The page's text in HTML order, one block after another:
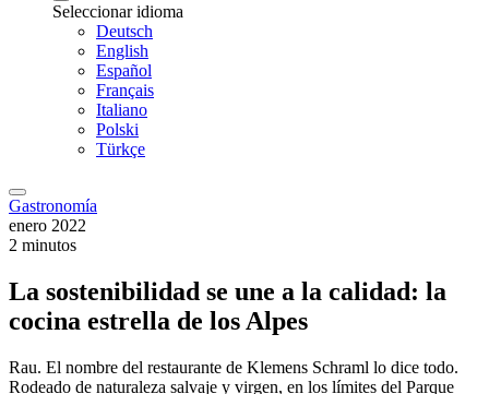
Seleccionar idioma
Deutsch
English
Español
Français
Italiano
Polski
Türkçe
Gastronomía
enero 2022
2 minutos
La sostenibilidad se une a la calidad: la
cocina estrella de los Alpes
Rau. El nombre del restaurante de Klemens Schraml lo dice todo.
Rodeado de naturaleza salvaje y virgen, en los límites del Parque